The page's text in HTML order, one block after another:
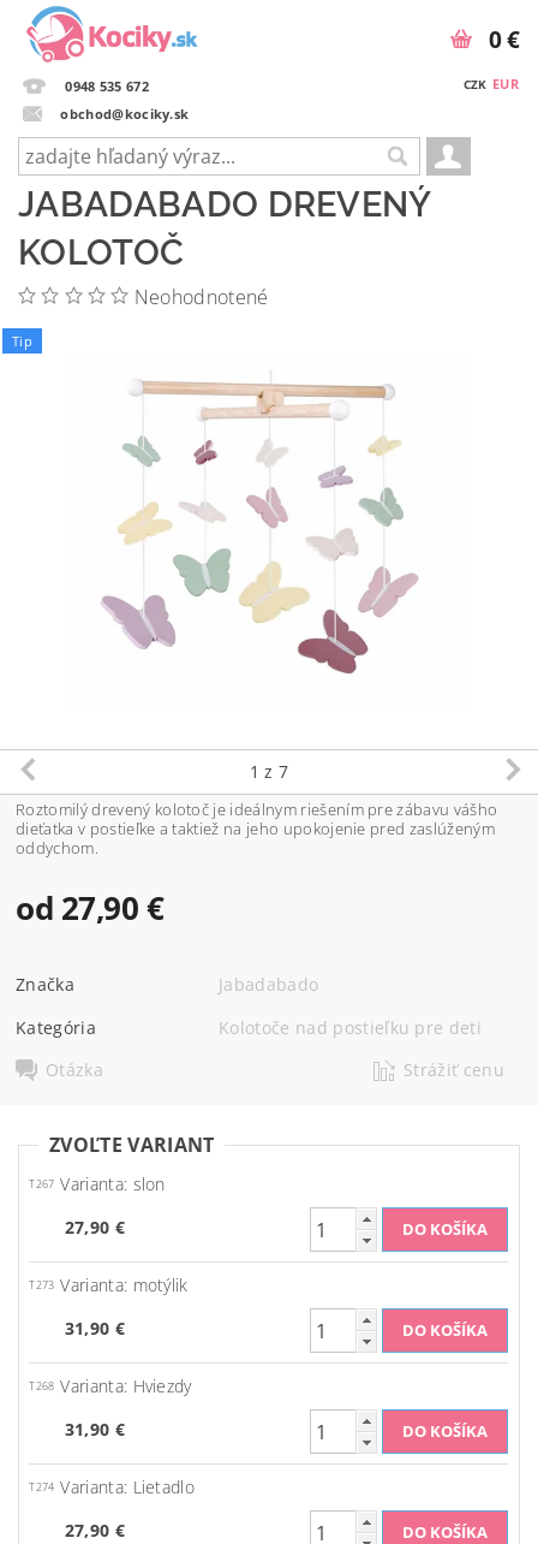
0948 535 672
obchod@kociky.sk
CZK EUR
0 €
JABADABADO DREVENÝ
KOLOTOČ
Neohodnotené
Tip
1 z 7
Roztomilý drevený kolotoč je ideálnym riešením pre zábavu vášho
dieťatka v postieľke a taktiež na jeho upokojenie pred zaslúženým
oddychom.
od 27,90 €
Značka
Jabadabado
Kategória
Kolotoče nad postieľku pre deti
Otázka
Strážiť cenu
ZVOĽTE VARIANT
T267 Varianta: slon
27,90 €
T273 Varianta: motýlik
31,90 €
T268 Varianta: Hviezdy
31,90 €
T274 Varianta: Lietadlo
27,90 €